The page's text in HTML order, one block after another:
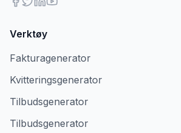
Verktøy
Fakturagenerator
Kvitteringsgenerator
Tilbudsgenerator
Tilbudsgenerator